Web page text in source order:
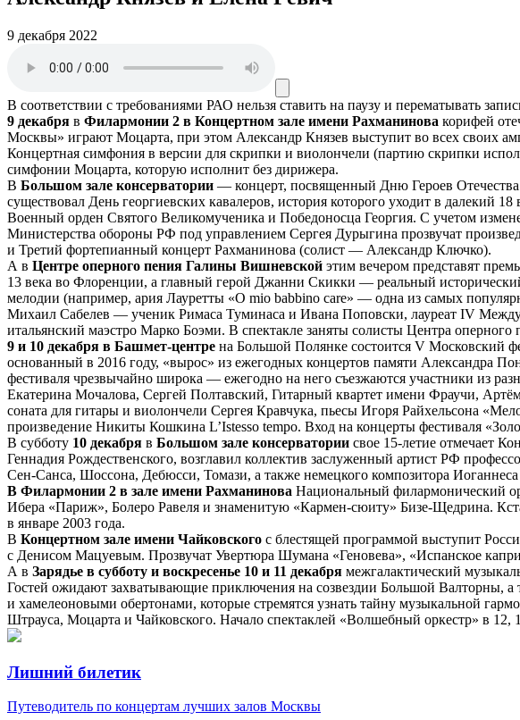
9 декабря 2022
В соответствии с требованиями РАО нельзя ставить на паузу и перематывать
9 декабря в Филармонии 2 в Концертном зале имени Рахманинова корифей
Москвы» играют Моцарта, при этом Александр Князев выступит во всех своих
Концертная симфония в версии для скрипки и виолончели (партию скрипки
симфонии Моцарта, которую исполнит без дирижера.
В Большом зале консерватории — концерт, посвященный Дню Героев
существовал День георгиевских кавалеров, история которого уходит в
Военный орден Святого Великомученика и Победоносца Георгия. С учетом
Министерства обороны РФ под управлением Сергея Дурыгина прозвучат
и Третий фортепианный концерт Рахманинова (солист — Александр Ключко).
А в Центре оперного пения Галины Вишневской этим вечером представят
13 века во Флоренции, а главный герой Джанни Скикки — реальный
мелодии (например, ария Лауретты «O mio babbino care» — одна из самых
Михаил Сабелев — ученик Римаса Туминаса и Ивана Поповски, лауреат IV
итальянский маэстро Марко Боэми. В спектакле заняты солисты Центра
9 и 10 декабря в Башмет-центре на Большой Полянке состоится V Московский
основанный в 2016 году, «вырос» из ежегодных концертов памяти Александра
фестиваля чрезвычайно широка — ежегодно на него съезжаются участники из
Екатерина Мочалова, Сергей Полтавский, Гитарный квартет имени Фраучи,
соната для гитары и виолончели Сергея Кравчука, пьесы Игоря Райхельсона
произведение Никиты Кошкина L’Istesso tempo. Вход на концерты фестиваля
В субботу 10 декабря в Большом зале консерватории свое 15-летие отмечает
Геннадия Рождественского, возглавил коллектив заслуженный артист РФ
Сен-Санса, Шоссона, Дебюсси, Томази, а также немецкого композитора Иоганнеса
В Филармонии 2 в зале имени Рахманинова Национальный филармонический
Ибера «Париж», Болеро Равеля и знаменитую «Кармен-сюиту» Бизе-Щедрина.
в январе 2003 года.
В Концертном зале имени Чайковского с блестящей программой выступит
с Денисом Мацуевым. Прозвучат Увертюра Шумана «Геновева», «Испанское
А в Зарядье в субботу и воскресенье 10 и 11 декабря межгалактический
Гостей ожидают захватывающие приключения на созвездии Большой Валторны,
и хамелеоновыми обертонами, которые стремятся узнать тайну музыкальной
Штрауса, Моцарта и Чайковского. Начало спектаклей «Волшебный оркестр» в 12,
Лишний билетик
Путеводитель по концертам лучших залов Москвы